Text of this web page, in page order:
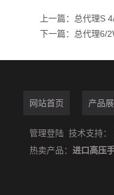
上一篇： 总代理S
下一篇： 总代理6/
网站首页 产品
管理登陆 技术支持：
热卖产品： 进口高压